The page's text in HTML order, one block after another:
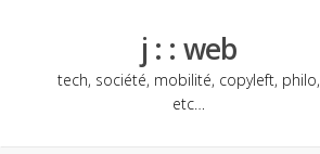
j : : web
tech, société, mobilité, copyleft, philo,
etc…